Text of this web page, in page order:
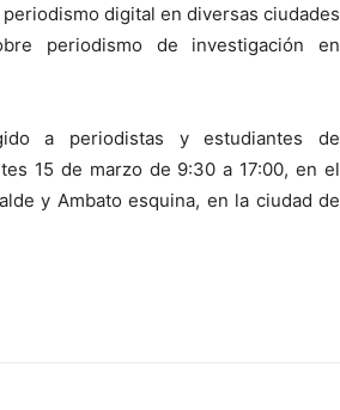
digital en diversas ciudades
periodismo de investigación en
a periodistas y estudiantes de
15 de marzo de 9:30 a 17:00, en el
y Ambato esquina, en la ciudad de